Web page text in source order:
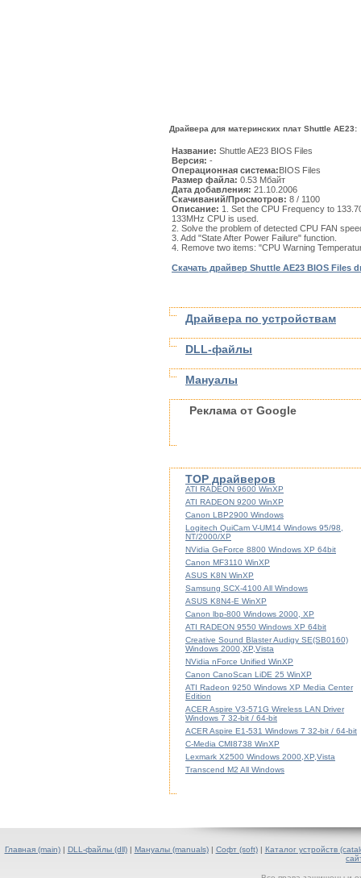
Драйвера для материнских плат Shuttle AE23:
Название: Shuttle AE23 BIOS Files
Версия: -
Операционная система:BIOS Files
Размер файла: 0.53 Мбайт
Дата добавления: 21.10.2006
Скачиваний/Просмотров: 8 / 1100
Описание: 1. Set the CPU Frequency to
133MHz CPU is used.
2. Solve the problem of detected CPU FAN
3. Add "State After Power Failure" function.
4. Remove two items: "CPU Warning
Скачать драйвер Shuttle AE23 BIOS Files
Драйвера по устройствам
DLL-файлы
Мануалы
Реклама от Google
TOP драйверов
ATI RADEON 9600 WinXP
ATI RADEON 9200 WinXP
Canon LBP2900 Windows
Logitech QuiCam V-UM14 Windows 95/98,
NT/2000/XP
NVidia GeForce 8800 Windows XP 64bit
Canon MF3110 WinXP
ASUS K8N WinXP
Samsung SCX-4100 All Windows
ASUS K8N4-E WinXP
Canon lbp-800 Windows 2000, XP
ATI RADEON 9550 Windows XP 64bit
Creative Sound Blaster Audigy SE(SB0160)
Windows 2000,XP,Vista
NVidia nForce Unified WinXP
Canon CanoScan LiDE 25 WinXP
ATI Radeon 9250 Windows XP Media Center
Edition
ACER Aspire V3-571G Wireless LAN Driver
Windows 7 32-bit / 64-bit
ACER Aspire E1-531 Windows 7 32-bit / 64-bit
C-Media CMI8738 WinXP
Lexmark X2500 Windows 2000,XP,Vista
Transcend M2 All Windows
Главная (main)| DLL-файлы (dll)| Мануалы (manuals)| Софт (soft)| Каталог устройств